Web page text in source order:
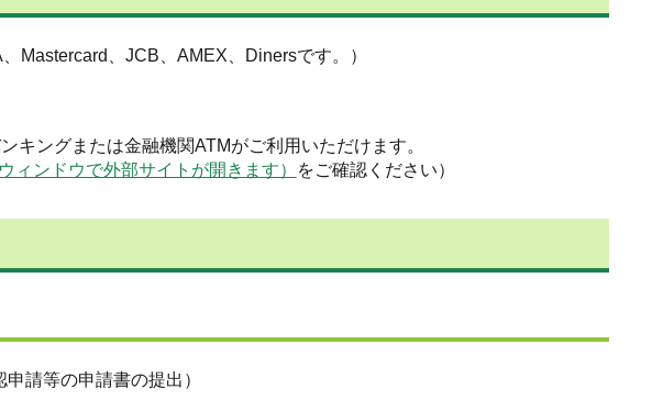
Mastercard、JCB、AMEX、Dinersです。）
ングまたは金融機関ATMがご利用いただけます。
ィンドウで外部サイトが開きます）
をご確認ください）
請等の申請書の提出）